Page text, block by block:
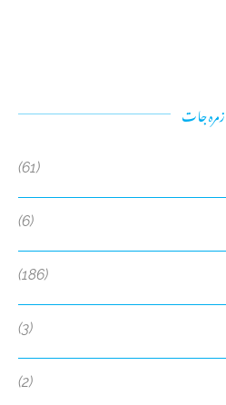
زمرہ جات
(61)
(6)
(186)
(3)
(2)